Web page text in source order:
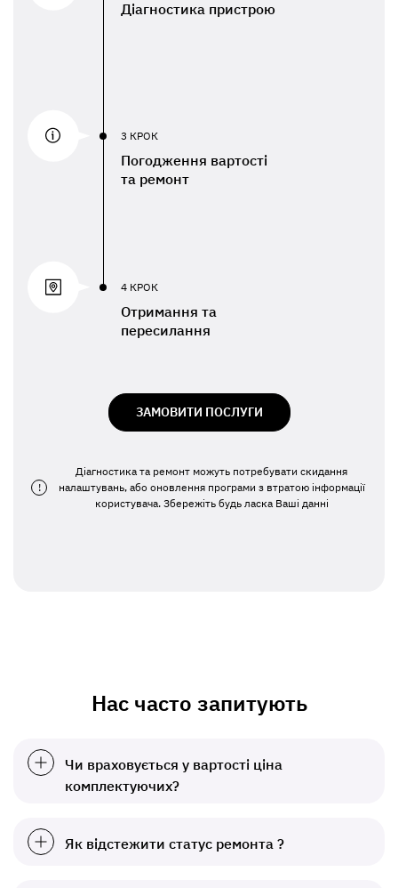
Діагностика пристрою
3 КРОК
Погодження вартості
та ремонт
4 КРОК
Отримання та
пересилання
ЗАМОВИТИ ПОСЛУГИ
!
Діагностика та ремонт можуть потребувати скидання
налаштувань, або оновлення програми з втратою інформації
користувача. Збережіть будь ласка Ваші данні
Нас часто запитують
Чи враховується у вартості ціна
комплектуючих?
Як відстежити статус ремонта ?